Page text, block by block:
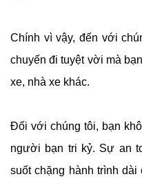
Chính vì vậy, đến với
chuyến đi tuyệt vời mà
xe, nhà xe khác.
Đối với chúng tôi, bạn
người bạn tri kỷ. Sự an
suốt chặng hành trình dài